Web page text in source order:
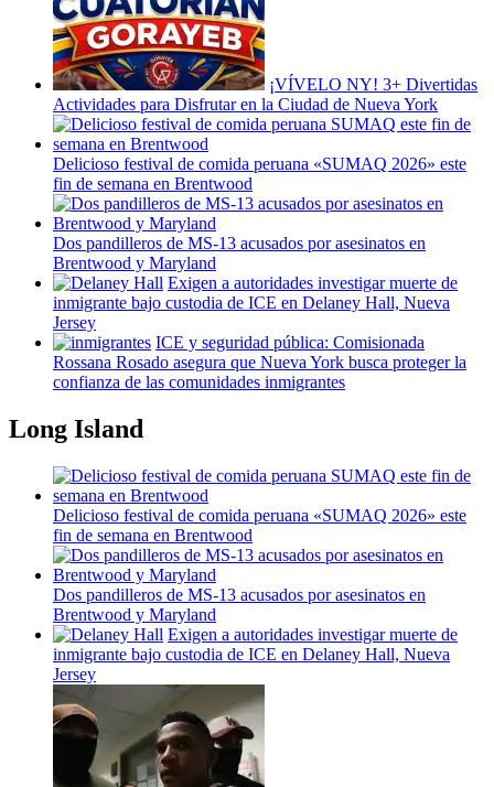
¡VÍVELO NY! 3+ Divertidas
Actividades para Disfrutar en la Ciudad de Nueva York
Delicioso festival de comida peruana «SUMAQ 2026» este
fin de semana en Brentwood
Dos pandilleros de MS-13 acusados por asesinatos en
Brentwood y Maryland
Exigen a autoridades investigar muerte de
inmigrante bajo custodia de ICE en Delaney Hall, Nueva
Jersey
ICE y seguridad pública: Comisionada
Rossana Rosado asegura que Nueva York busca proteger la
confianza de las comunidades inmigrantes
Long Island
Delicioso festival de comida peruana «SUMAQ 2026» este
fin de semana en Brentwood
Dos pandilleros de MS-13 acusados por asesinatos en
Brentwood y Maryland
Exigen a autoridades investigar muerte de
inmigrante bajo custodia de ICE en Delaney Hall, Nueva
Jersey